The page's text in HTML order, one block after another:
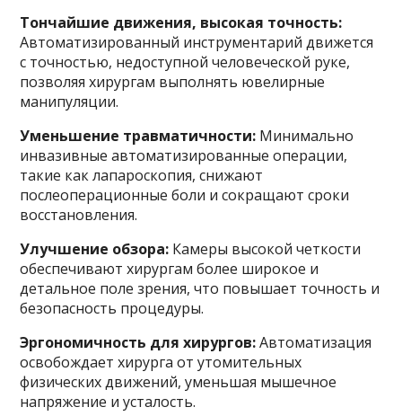
Тончайшие движения, высокая точность:
Автоматизированный инструментарий движется
с точностью, недоступной человеческой руке,
позволяя хирургам выполнять ювелирные
манипуляции.
Уменьшение травматичности: Минимально
инвазивные автоматизированные операции,
такие как лапароскопия, снижают
послеоперационные боли и сокращают сроки
восстановления.
Улучшение обзора: Камеры высокой четкости
обеспечивают хирургам более широкое и
детальное поле зрения, что повышает точность и
безопасность процедуры.
Эргономичность для хирургов:Автоматизация
освобождает хирурга от утомительных
физических движений, уменьшая мышечное
напряжение и усталость.